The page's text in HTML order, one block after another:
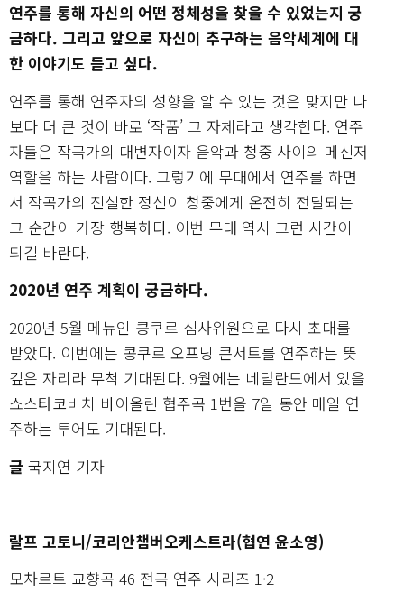
연주를 통해 자신의 어떤 정체성을 찾을 수 있었는지 궁
금하다. 그리고 앞으로 자신이 추구하는 음악세계에 대
한 이야기도 듣고 싶다.
연주를 통해 연주자의 성향을 알 수 있는 것은 맞지만 나
보다 더 큰 것이 바로 ‘작품’ 그 자체라고 생각한다. 연주
자들은 작곡가의 대변자이자 음악과 청중 사이의 메신저
역할을 하는 사람이다. 그렇기에 무대에서 연주를 하면
서 작곡가의 진실한 정신이 청중에게 온전히 전달되는
그 순간이 가장 행복하다. 이번 무대 역시 그런 시간이
되길 바란다.
2020년 연주 계획이 궁금하다.
2020년 5월 메뉴인 콩쿠르 심사위원으로 다시 초대를
받았다. 이번에는 콩쿠르 오프닝 콘서트를 연주하는 뜻
깊은 자리라 무척 기대된다. 9월에는 네덜란드에서 있을
쇼스타코비치 바이올린 협주곡 1번을 7일 동안 매일 연
주하는 투어도 기대된다.
글 국지연 기자
랄프 고토니/코리안챔버오케스트라(협연 윤소영)
모차르트 교향곡 46 전곡 연주 시리즈 1·2